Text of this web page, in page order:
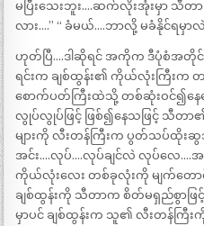
မပြီးသေးဘူး….ဆက်လိုးအုံးမှာ သီ
လား….” “ ခံမယ်….ဘာလို့ မခံနိုင်ရမှာ
ဟုတ်ပြီ….ဒါဆိုရင် အကိုက ဒီပုံစံအတိုင်
ရင်းက ချစ်ထွန်း၏ ကိုယ်လုံးကြီးက
စောက်ပတ်ကြီးထဲသို့ တစ်ဆုံးဝင်၍နေ
လွုပ်လွုပ်ဖြင့် ဖြစ်၍နေသဖြင့် သီတာ
များကို လီးတန်ကြီးက ပွတ်သပ်ထိုး
အင်း….လုပ်….လုပ်ချင်လဲ လုပ်လေ
ကိုယ်လုံးလေး တစ်ခုလုံးကို မျက်တော
ချစ်ထွန်းကို သီတာက စိတ်မရှည်စွာဖြ
မှာပင် ချစ်ထွန်းက သူ၏ လီးတန်ကြီး